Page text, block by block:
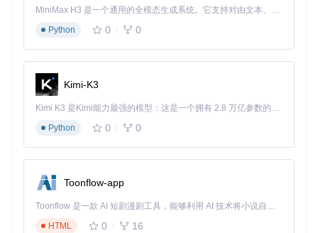
MiniMax H3 是一个通用的全模态生成系统。它支持对由文本、图像、视频和音频组成的多模态上下文进行统一理解，并能生成分辨率高达 2K、时长可达 15 秒的带原生立体声音频的视频。得益于面向任务泛化的系统设计，H3 在预训练阶段就已具备广泛的多模态上下文理解与生成能力，能够出色地执行复杂的多模态指令。
Python
0 0
Kimi-K3
Kimi K3 是Kimi能力最强的模型：这是一个拥有 2.8 万亿参数的混合专家（MoE）模型，具备原生视觉理解能力，并支持 100 万 token 的上下文窗口。
Python
0 0
Toonflow-app
Toonflow 是一款 AI 短剧漫剧工具，能够利用 AI 技术将小说自动转化为剧本，并结合 AI 生成的图片和视频，实现高效的短剧创作。借助 Toonflow，可以轻松完成从文字到影像的全流程，让短剧制作变得更加智能与便捷。
HTML
0 16